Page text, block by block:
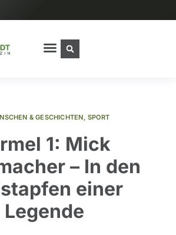
& GESCHICHTEN, SPORT
1: Mick
– In den
einer
Legende